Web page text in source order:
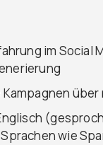
im Social
wie